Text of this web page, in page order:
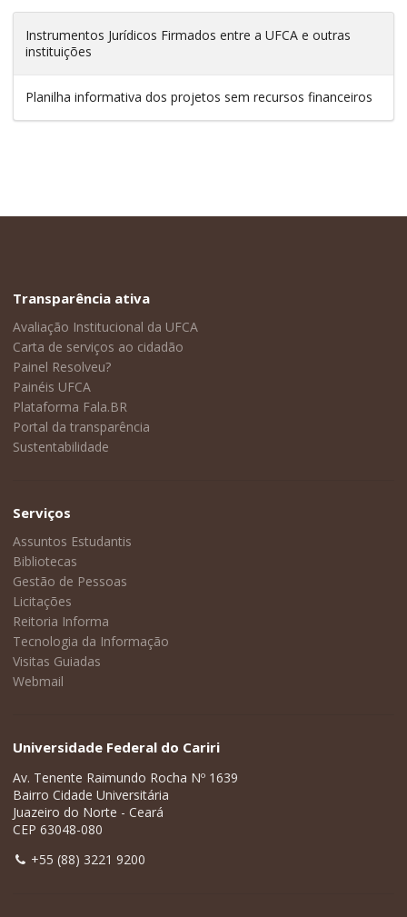
Instrumentos Jurídicos Firmados entre a UFCA e outras
instituições
Planilha informativa dos projetos sem recursos financeiros
Transparência ativa
Avaliação Institucional da UFCA
Carta de serviços ao cidadão
Painel Resolveu?
Painéis UFCA
Plataforma Fala.BR
Portal da transparência
Sustentabilidade
Serviços
Assuntos Estudantis
Bibliotecas
Gestão de Pessoas
Licitações
Reitoria Informa
Tecnologia da Informação
Visitas Guiadas
Webmail
Universidade Federal do Cariri
Av. Tenente Raimundo Rocha Nº 1639
Bairro Cidade Universitária
Juazeiro do Norte - Ceará
CEP 63048-080
+55 (88) 3221 9200